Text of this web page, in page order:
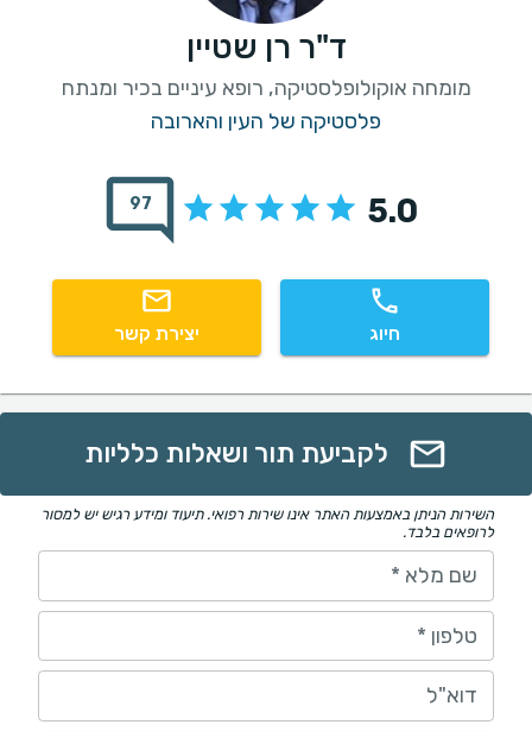
ד"ר רן שטיין
מומחה אוקולופלסטיקה, רופא עיניים בכיר ומנתח
פלסטיקה של העין והארובה
5.0
97
חיוג יצירת קשר
לקביעת תור ושאלות כלליות
השירות הניתן באמצעות האתר אינו שירות רפואי. תיעוד ומידע רגיש יש למסור
לרופאים בלבד.
שם מלא *
טלפון *
דוא"ל